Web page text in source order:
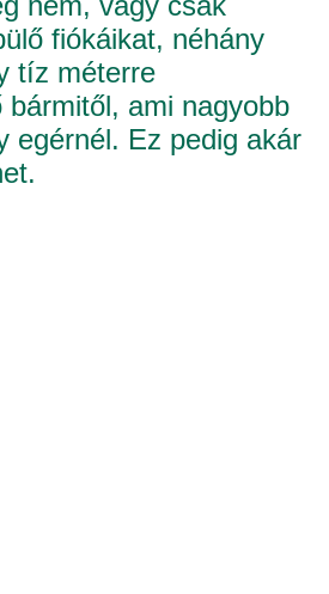
fiókáikat, néhány
tíz méterre
bármitől, ami nagyobb
egérnél. Ez pedig akár